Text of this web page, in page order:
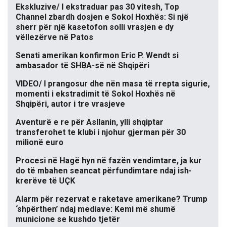
Ekskluzive/ I ekstraduar pas 30 vitesh, Top
Channel zbardh dosjen e Sokol Hoxhës: Si një
sherr për një kasetofon solli vrasjen e dy
vëllezërve në Patos
Senati amerikan konfirmon Eric P. Wendt si
ambasador të SHBA-së në Shqipëri
VIDEO/ I prangosur dhe nën masa të rrepta sigurie,
momenti i ekstradimit të Sokol Hoxhës në
Shqipëri, autor i tre vrasjeve
Aventurë e re për Asllanin, ylli shqiptar
transferohet te klubi i njohur gjerman për 30
milionë euro
Procesi në Hagë hyn në fazën vendimtare, ja kur
do të mbahen seancat përfundimtare ndaj ish-
krerëve të UÇK
Alarm për rezervat e raketave amerikane? Trump
‘shpërthen’ ndaj mediave: Kemi më shumë
municione se kushdo tjetër